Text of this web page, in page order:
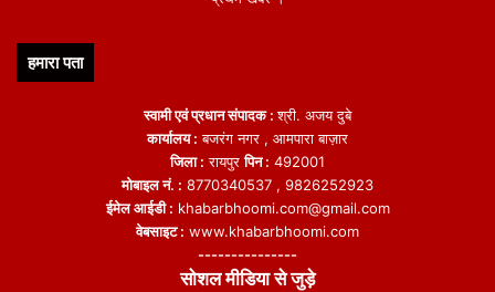
हमारा पता
स्वामी एवं प्रधान संपादक :श्री. अजय दुबे
कार्यालय : बजरंग नगर , आमपारा बाज़ार
जिला : रायपुरपिन : 492001
मोबाइल नं. : 8770340537 , 9826252923
ईमेल आईडी : khabarbhoomi.com@gmail.com
वेबसाइट : www.khabarbhoomi.com
---------------
सोशल मीडिया से जुड़े